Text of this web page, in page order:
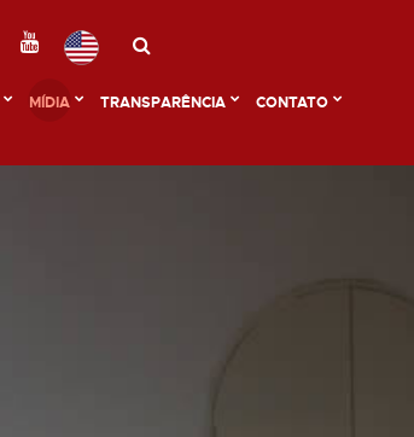
MÍDIA TRANSPARÊNCIA CONTATO